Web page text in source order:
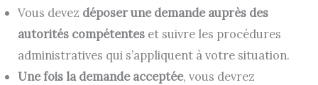
Vous devez déposer une demande auprès des
autorités compétentes et suivre les procédures
administratives qui s’appliquent à votre situation.
Une fois la demande acceptée, vous devrez